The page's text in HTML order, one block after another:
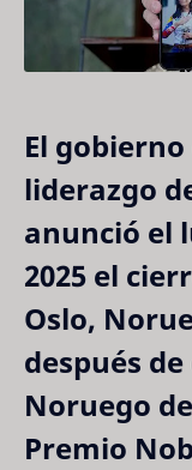
El
liderazgo
anunció el
2025 el
Oslo,
después
Noruego
Premio